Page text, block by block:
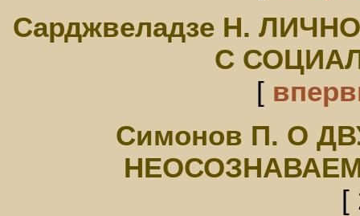
Сарджвеладзе Н.
С
[
Симонов П. О
[